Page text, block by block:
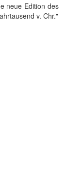
neue Edition des
v. Chr."